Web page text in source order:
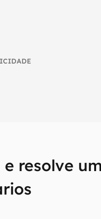
resolve
reviews sobre tecnologia